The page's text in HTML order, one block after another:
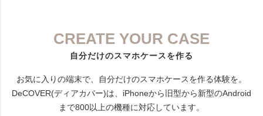
CREATE YOUR CASE
自分だけのスマホケースを作る
お気に入りの端末で、自分だけのスマホケースを作る体験を。
DeCOVER(ディアカバー)は、iPhoneから旧型から新型のAndroid
まで800以上の機種に対応しています。